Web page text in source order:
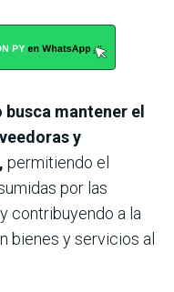
busca mantener el
y
permitiendo el
por las
contribuyendo a la
bienes y servicios al